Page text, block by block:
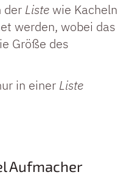
der Listewie Kacheln
werden, wobei das
Größe des
in einer Liste
Aufmacher